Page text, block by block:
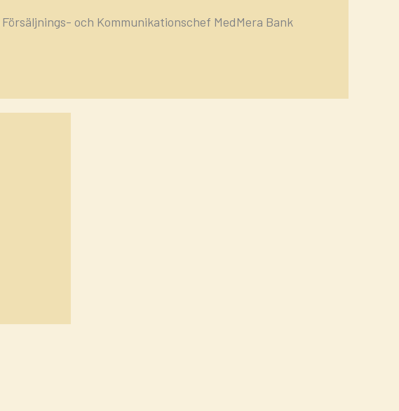
Försäljnings- och Kommunikationschef MedMera Bank